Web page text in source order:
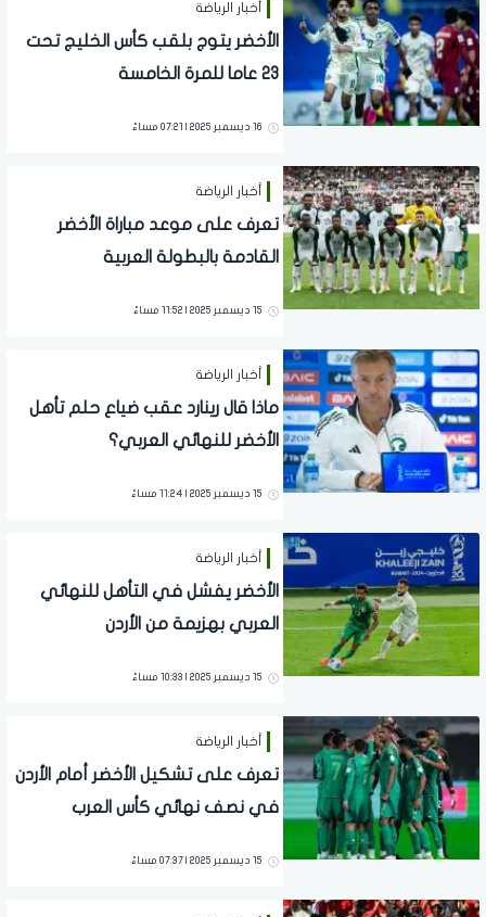
أخبار الرياضة
الأخضر يتوج بلقب كأس الخليج تحت
23 عاما للمرة الخامسة
16 ديسمبر 2025 | 07:21 مساءً
أخبار الرياضة
تعرف على موعد مباراة الأخضر
القادمة بالبطولة العربية
15 ديسمبر 2025 | 11:52 مساءً
أخبار الرياضة
ماذا قال رينارد عقب ضياع حلم تأهل
الأخضر للنهائي العربي؟
15 ديسمبر 2025 | 11:24 مساءً
أخبار الرياضة
الأخضر يفشل في التأهل للنهائي
العربي بهزيمة من الأردن
15 ديسمبر 2025 | 10:33 مساءً
أخبار الرياضة
تعرف على تشكيل الأخضر أمام الأردن
في نصف نهائي كأس العرب
15 ديسمبر 2025 | 07:37 مساءً